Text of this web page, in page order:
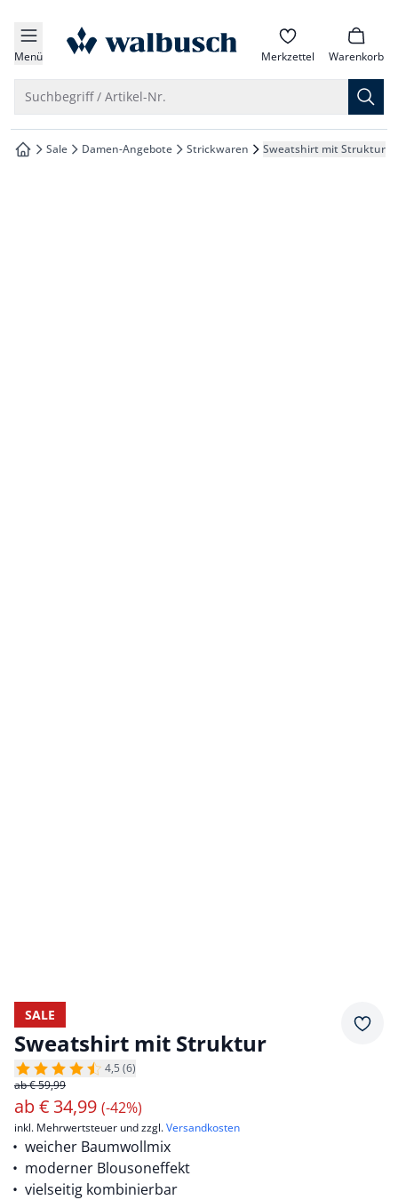
springen
springen
springen
springen
Menü zur Startseite Merkzettel Warenkorb
Suchbegriff / Artikel-Nr.
zur Startseite
Sale Damen-Angebote Strickwaren Sweatshirt mit Struktur
SALE
Sweatshirt mit Struktur
4,5 (6)
ab € 59,99
ab€ 34,99 (-42%)
inkl. Mehrwertsteuer und zzgl.Versandkosten
weicher Baumwollmix
moderner Blousoneffekt
vielseitig kombinierbar